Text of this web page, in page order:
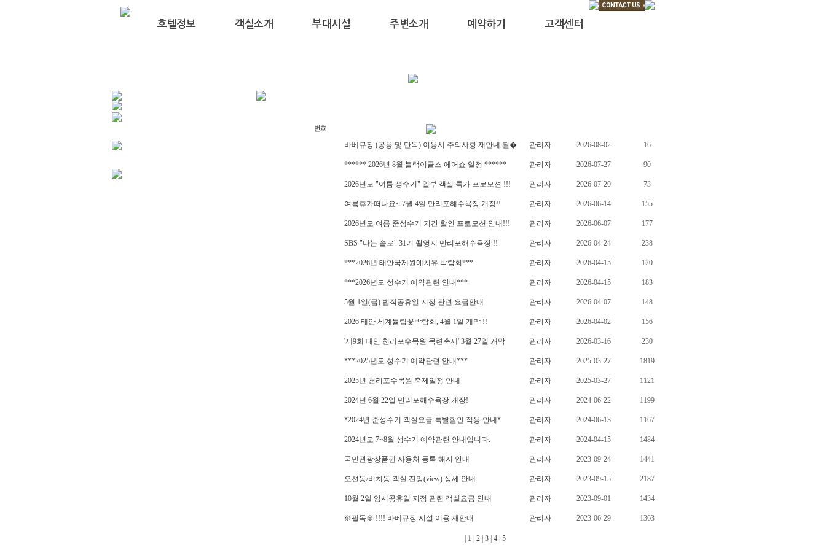
호텔정보 객실소개 부대시설 주변소개 예약하기 고객센터
바베큐장 (공용 및 단독) 이용시 주의사항 재안내 필� 관리자 2026-08-02 16
****** 2026년 8월 블랙이글스 에어쇼 일정 ****** 관리자 2026-07-27 90
2026년도 "여름 성수기" 일부 객실 특가 프로모션 !!! 관리자 2026-07-20 73
여름휴가떠나요~ 7월 4일 만리포해수욕장 개장!! 관리자 2026-06-14 155
2026년도 여름 준성수기 기간 할인 프로모션 안내!!! 관리자 2026-06-07 177
SBS "나는 솔로" 31기 촬영지 만리포해수욕장 !! 관리자 2026-04-24 238
***2026년 태안국제원예치유 박람회*** 관리자 2026-04-15 120
***2026년도 성수기 예약관련 안내*** 관리자 2026-04-15 183
5월 1일(금) 법적공휴일 지정 관련 요금안내 관리자 2026-04-07 148
2026 태안 세계튤립꽃박람회, 4월 1일 개막 !! 관리자 2026-04-02 156
'제9회 태안 천리포수목원 목련축제' 3월 27일 개막 관리자 2026-03-16 230
***2025년도 성수기 예약관련 안내*** 관리자 2025-03-27 1819
2025년 천리포수목원 축제일정 안내 관리자 2025-03-27 1121
2024년 6월 22일 만리포해수욕장 개장! 관리자 2024-06-22 1199
*2024년 준성수기 객실요금 특별할인 적용 안내* 관리자 2024-06-13 1167
2024년도 7~8월 성수기 예약관련 안내입니다. 관리자 2024-04-15 1484
국민관광상품권 사용처 등록 해지 안내 관리자 2023-09-24 1441
오션동/비치동 객실 전망(view) 상세 안내 관리자 2023-09-15 2187
10월 2일 임시공휴일 지정 관련 객실요금 안내 관리자 2023-09-01 1434
※필독※ !!!! 바베큐장 시설 이용 재안내 관리자 2023-06-29 1363
1 2 3 4 5